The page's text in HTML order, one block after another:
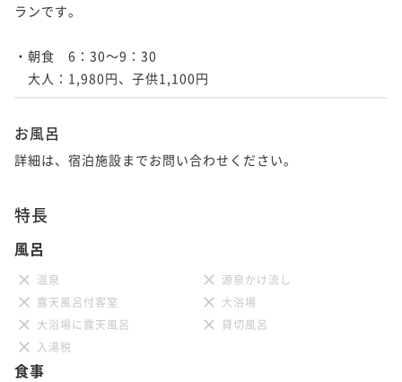
ランです。
・朝食　6：30～9：30
大人：1,980円、子供1,100円
お風呂
詳細は、宿泊施設までお問い合わせください。
特長
風呂
温泉
源泉かけ流し
露天風呂付客室
大浴場
大浴場に露天風呂
貸切風呂
入湯税
食事